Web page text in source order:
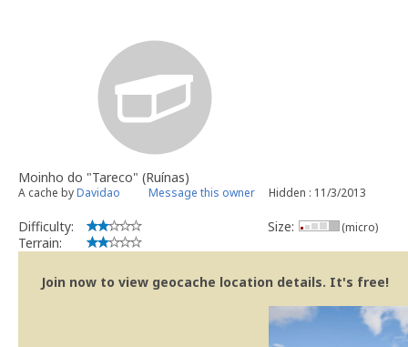
Moinho do "Tareco" (Ruínas)
A cache byDavidao Message this owner Hidden : 11/3/2013
Difficulty:
Terrain:
Size: (micro)
Join now to view geocache location details. It's free!